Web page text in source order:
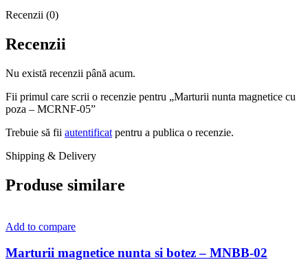
Recenzii (0)
Recenzii
Nu există recenzii până acum.
Fii primul care scrii o recenzie pentru „Marturii nunta magnetice cu
poza – MCRNF-05”
Trebuie să fii autentificat pentru a publica o recenzie.
Shipping & Delivery
Produse similare
Add to compare
Marturii magnetice nunta si botez – MNBB-02